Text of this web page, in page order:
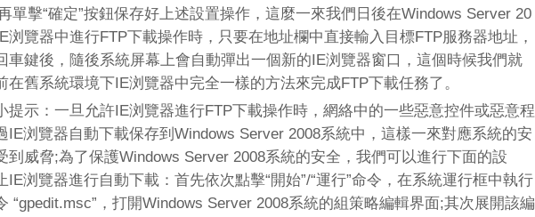
單擊“確定”按鈕保存好上述設置操作，這麼一來我們日後在Windows Server 20
浏覽器中進行FTP下載操作時，只要在地址欄中直接輸入目標FTP服務器地址，
車鍵後，隨後系統屏幕上會自動彈出一個新的IE浏覽器窗口，這個時候我們就
在舊系統環境下IE浏覽器中完全一樣的方法來完成FTP下載任務了。
示：一旦允許IE浏覽器進行FTP下載操作時，網絡中的一些惡意控件或惡意程
IE浏覽器自動下載保存到Windows Server 2008系統中，這樣一來對應系統的安
到威脅;為了保護Windows Server 2008系統的安全，我們可以進行下面的設
IE浏覽器進行自動下載：首先依次點擊“開始”/“運行”命令，在系統運行框中執行
“gpedit.msc”，打開Windows Server 2008系統的組策略編輯界面;其次展開該編